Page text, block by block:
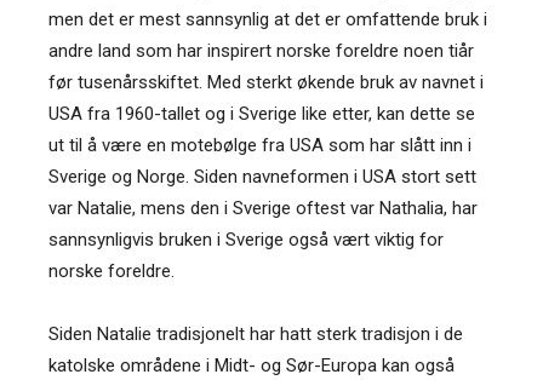
men det er mest sannsynlig at det er omfattende bruk i
andre land som har inspirert norske foreldre noen tiår
før tusenårsskiftet. Med sterkt økende bruk av navnet i
USA fra 1960-tallet og i Sverige like etter, kan dette se
ut til å være en motebølge fra USA som har slått inn i
Sverige og Norge. Siden navneformen i USA stort sett
var Natalie, mens den i Sverige oftest var Nathalia, har
sannsynligvis bruken i Sverige også vært viktig for
norske foreldre.
Siden Natalie tradisjonelt har hatt sterk tradisjon i de
katolske områdene i Midt- og Sør-Europa kan også